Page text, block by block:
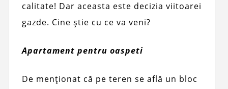
calitate! Dar aceasta este decizia viitoarei
gazde. Cine știe cu ce va veni?
Apartament pentru oaspeti
De menționat că pe teren se află un bloc